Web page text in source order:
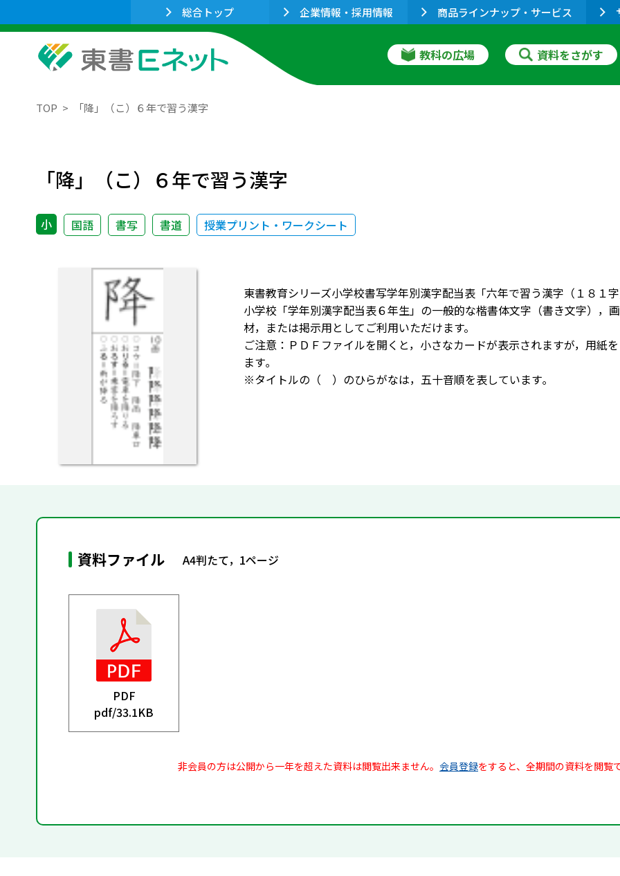
総合トップ 企業情報・採用情報 商品ラインナップ・サービス
教科の広場 資料をさがす
TOP 「降」（こ）６年で習う漢字
「降」（こ）６年で習う漢字
小 国語 書写 書道 授業プリント・ワークシート
東書教育シリーズ小学校書写学年別漢字配当表「六年で習う漢字（１８１
小学校「学年別漢字配当表６年生」の一般的な楷書体文字（書き文字），
材，または掲示用としてご利用いただけます。
ご注意：ＰＤＦファイルを開くと，小さなカードが表示されますが，用紙
ます｡
※タイトルの（ ）のひらがなは，五十音順を表しています｡
資料ファイル A4判たて，1ページ
PDF
pdf/33.1KB
非会員の方は公開から一年を超えた資料は閲覧出来ません。 会員登録をすると、全期間の資料を閲覧